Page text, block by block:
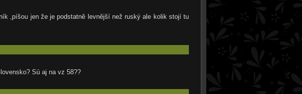
,píšou jen že je podstatně levnější než ruský ale kolik stojí tu
Sú aj na vz 58??